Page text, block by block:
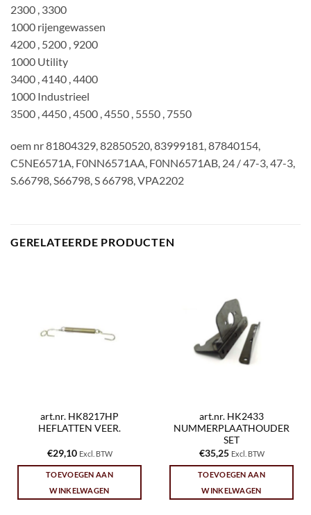
2300 , 3300
1000 rijengewassen
4200 , 5200 , 9200
1000 Utility
3400 , 4140 , 4400
1000 Industrieel
3500 , 4450 , 4500 , 4550 , 5550 , 7550
oem nr 81804329, 82850520, 83999181, 87840154,
C5NE6571A, F0NN6571AA, F0NN6571AB, 24 / 47-3, 47-3,
S.66798, S66798, S 66798, VPA2202
GERELATEERDE PRODUCTEN
art.nr. HK8217HP
HEFLATTEN VEER.
€29,10 Excl. BTW
TOEVOEGEN AAN
WINKELWAGEN
art.nr. HK2433
NUMMERPLAATHOUDER
SET
€35,25 Excl. BTW
TOEVOEGEN AAN
WINKELWAGEN